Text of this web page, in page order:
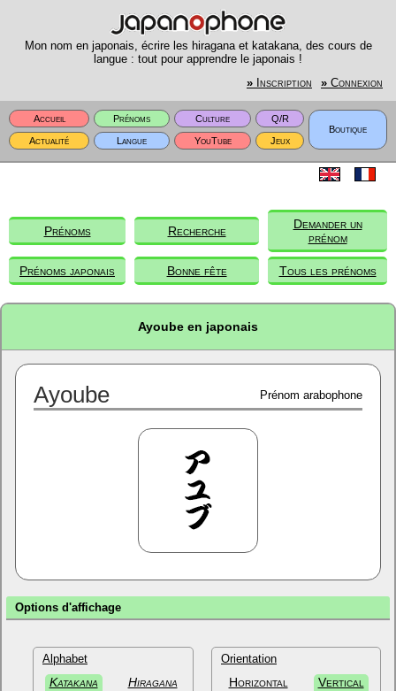
Mon nom en japonais, écrire les hiragana et katakana, des cours de
langue : tout pour apprendre le japonais !
» Inscription » Connexion
Accueil Prénoms Culture
Q/R
Boutique
Actualité
Langue YouTube Jeux
Prénoms Recherche
Demander un
prénom
Prénoms japonais Bonne fête Tous les prénoms
Ayoube en japonais
Ayoube Prénom arabophone
Options d'affichage
Alphabet
Katakana Hiragana
Orientation
Horizontal Vertical